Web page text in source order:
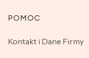
Linki w stopce
POMOC
Kontakt i Dane Firmy